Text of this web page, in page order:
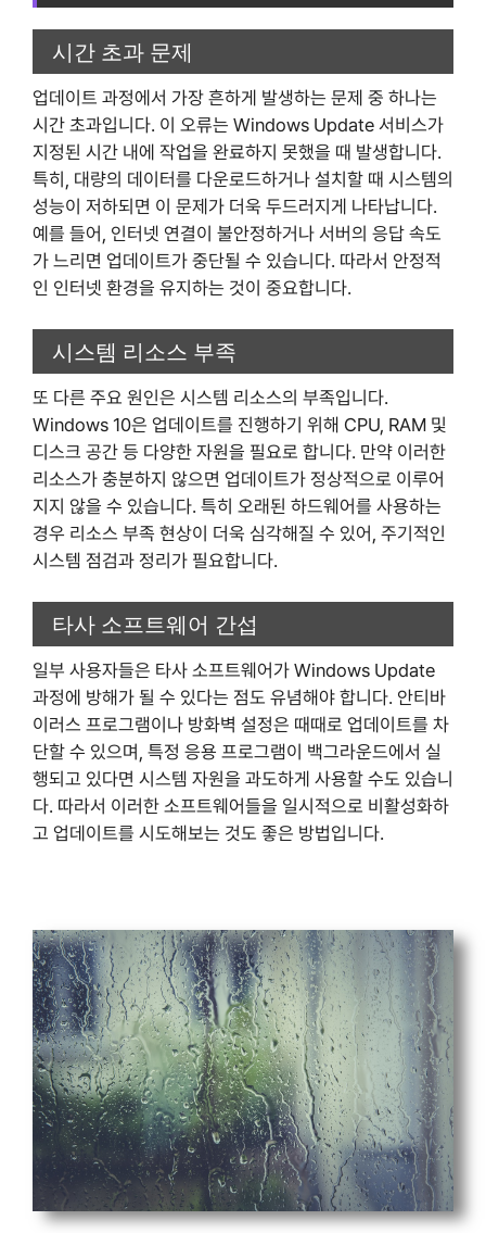
시간 초과 문제
업데이트 과정에서 가장 흔하게 발생하는 문제 중 하나는
시간 초과입니다. 이 오류는 Windows Update 서비스가
지정된 시간 내에 작업을 완료하지 못했을 때 발생합니다.
특히, 대량의 데이터를 다운로드하거나 설치할 때 시스템의
성능이 저하되면 이 문제가 더욱 두드러지게 나타납니다.
예를 들어, 인터넷 연결이 불안정하거나 서버의 응답 속도
가 느리면 업데이트가 중단될 수 있습니다. 따라서 안정적
인 인터넷 환경을 유지하는 것이 중요합니다.
시스템 리소스 부족
또 다른 주요 원인은 시스템 리소스의 부족입니다.
Windows 10은 업데이트를 진행하기 위해 CPU, RAM 및
디스크 공간 등 다양한 자원을 필요로 합니다. 만약 이러한
리소스가 충분하지 않으면 업데이트가 정상적으로 이루어
지지 않을 수 있습니다. 특히 오래된 하드웨어를 사용하는
경우 리소스 부족 현상이 더욱 심각해질 수 있어, 주기적인
시스템 점검과 정리가 필요합니다.
타사 소프트웨어 간섭
일부 사용자들은 타사 소프트웨어가 Windows Update
과정에 방해가 될 수 있다는 점도 유념해야 합니다. 안티바
이러스 프로그램이나 방화벽 설정은 때때로 업데이트를 차
단할 수 있으며, 특정 응용 프로그램이 백그라운드에서 실
행되고 있다면 시스템 자원을 과도하게 사용할 수도 있습니
다. 따라서 이러한 소프트웨어들을 일시적으로 비활성화하
고 업데이트를 시도해보는 것도 좋은 방법입니다.